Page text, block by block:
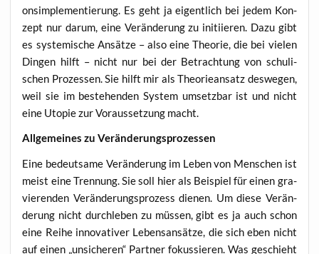
ons­im­ple­men­tie­rung. Es geht ja eigent­lich bei jedem Kon­
zept nur dar­um, eine Ver­än­de­rung zu initi­ie­ren. Dazu gibt
es sys­te­mi­sche Ansät­ze – also eine Theo­rie, die bei vie­len
Din­gen hilft – nicht nur bei der Betrach­tung von schu­li­
schen Pro­zes­sen. Sie hilft mir als Theo­rie­an­satz des­we­gen,
weil sie im bestehen­den Sys­tem umsetz­bar ist und nicht
eine Uto­pie zur Vor­aus­set­zung macht.
All­ge­mei­nes zu Veränderungsprozessen
Eine bedeut­sa­me Ver­än­de­rung im Leben von Men­schen ist
meist eine Tren­nung. Sie soll hier als Bei­spiel für einen gra­
vie­ren­den Ver­än­de­rungs­pro­zess die­nen. Um die­se Ver­än­
de­rung nicht durch­le­ben zu müs­sen, gibt es ja auch schon
eine Rei­he inno­va­ti­ver Lebens­an­sät­ze, die sich eben nicht
auf einen „unsi­che­ren“ Part­ner fokus­sie­ren. Was geschieht